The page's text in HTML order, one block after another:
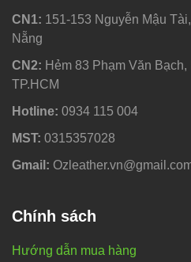
CN1: 151-153 Nguyễn Mậu
Nẵng
CN2: Hẻm 83 Phạm Văn
TP.HCM
Hotline: 0934 115 004
MST: 0315357028
Gmail:
Chính sách
Hướng dẫn mua hàng